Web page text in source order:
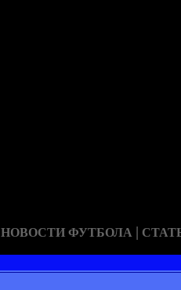
НОВОСТИ ФУТБОЛА |